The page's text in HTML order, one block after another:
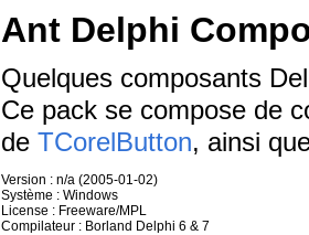
Ant Delphi
Quelques composants
Ce pack se compose de
de TCorelButton, ainsi
Version : n/a (2005-01-02)
Système : Windows
License : Freeware/MPL
Compilateur : Borland Delphi 6 & 7